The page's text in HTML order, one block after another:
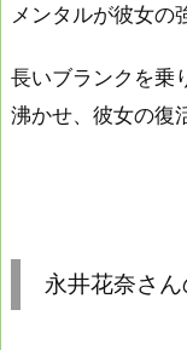
メンタルが彼女の
長いブランクを乗
沸かせ、彼女の復
永井花奈さ